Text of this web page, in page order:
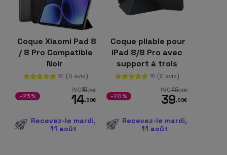
Coque Xiaomi Pad 8
/ 8 Pro Compatible
Noir
30 (0 avis)
PVC19,99€
14,99€
-25%
Recevez-le mardi,
11 août
Coque pliable pour
iPad 8/8 Pro avec
support à trois
volets et fermeture
magnétique
10 (0 avis)
PVC49,99€
39,99€
-20%
Recevez-le mardi,
11 août